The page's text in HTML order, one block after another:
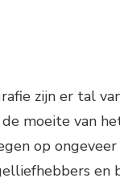
zijn er tal
moeite van
op